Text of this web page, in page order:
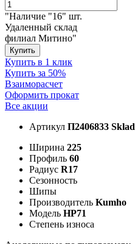
"Наличие "16" шт.
Удаленный склад
филиал Митино"
Купить
Купить в 1 клик
Купить за 50%
Взаиморасчет
Оформить прокат
Все акции
Артикул П2406833 Sklad
Ширина 225
Профиль 60
Радиус R17
Сезонность
Шипы
Производитель Kumho
Модель HP71
Степень износа